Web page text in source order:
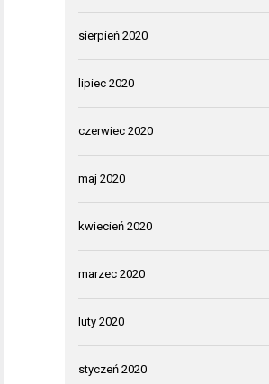
sierpień 2020
lipiec 2020
czerwiec 2020
maj 2020
kwiecień 2020
marzec 2020
luty 2020
styczeń 2020